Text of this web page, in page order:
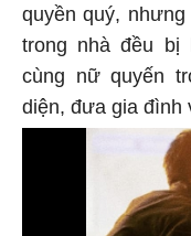
quyền quý,
trong nhà đều bị
cùng nữ quyến
diện, đưa gia đình